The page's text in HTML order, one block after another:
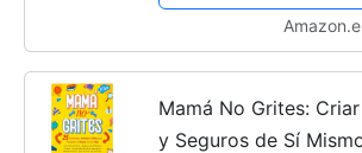
Mamá No Grites:
y Seguros de Sí